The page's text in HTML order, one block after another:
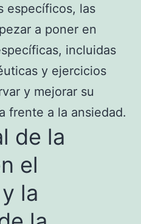
específicos, las
a poner en
incluidas
y ejercicios
y mejorar su
frente a la ansiedad.
de la
el
la